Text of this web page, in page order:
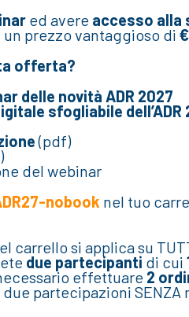
ed avere accesso alla
un prezzo vantaggioso di
offerta?
delle novità ADR 2027
sfogliabile dell’ADR
(pdf)
del webinar
nobook nel tuo
carrello si applica su
due partecipanti di cui
effettuare 2
partecipazioni SENZA